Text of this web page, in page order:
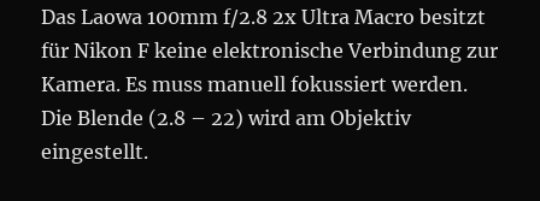
Das Laowa 100mm f/2.8 2x Ultra Macro besitzt
für Nikon F keine elektronische Verbindung zur
Kamera. Es muss manuell fokussiert werden.
Die Blende (2.8 – 22) wird am Objektiv
eingestellt.